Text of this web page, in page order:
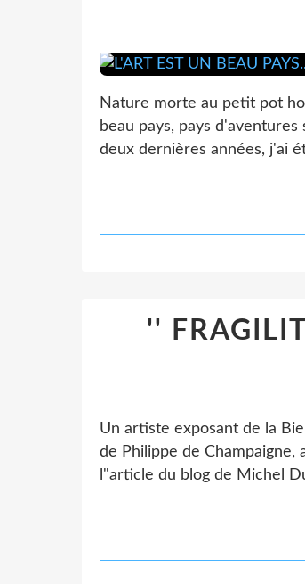
Nature morte au petit pot
beau pays, pays
deux dernières années, j'ai
''
Un artiste exposant de la
de Philippe de
l"article du blog de Michel